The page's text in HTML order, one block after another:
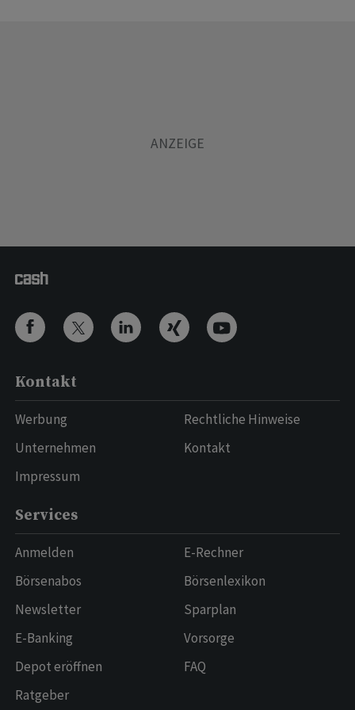
Kontakt
Werbung
Unternehmen
Impressum
Rechtliche Hinweise
Kontakt
Services
Anmelden
Börsenabos
Newsletter
E-Banking
Depot eröffnen
Ratgeber
E-Rechner
Börsenlexikon
Sparplan
Vorsorge
FAQ